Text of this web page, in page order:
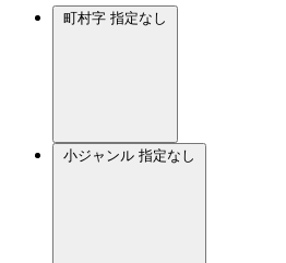
町村字 指定なし
小ジャンル 指定なし